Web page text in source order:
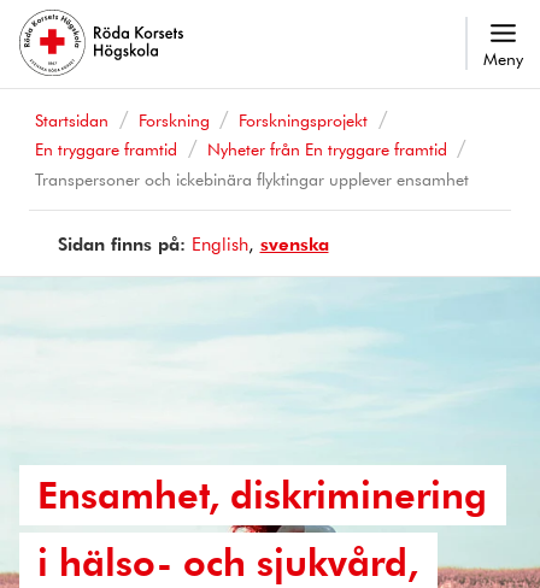
Meny
Startsidan Forskning
Forskningsprojekt
En tryggare framtid
Nyheter från En tryggare framtid
Transpersoner och ickebinära flyktingar upplever ensamhet
Sidan finns på: Page
is
English Sidan
finns
svenska
Ensamhet, diskriminering
i hälso- och sjukvård,